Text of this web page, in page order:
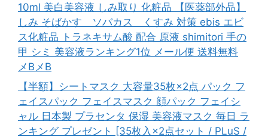
10ml 美白美容液 しみ取り 化粧品 【医薬部外品】
しみ そばかす ソバカス くすみ 対策 ebis エビ
ス化粧品 トラネキサム酸 配合 原液 shimitori 手の
甲 シミ 美容液ランキング1位 メール便 送料無料
メBメB
【半額】シートマスク 大容量35枚×2点 パック フ
ェイスパック フェイスマスク 顔パック フェイシ
ャル 日本製 プラセンタ 保湿 美容液マスク 毎日 ラ
ンキング プレゼント [35枚入×2点セット / PLuS /